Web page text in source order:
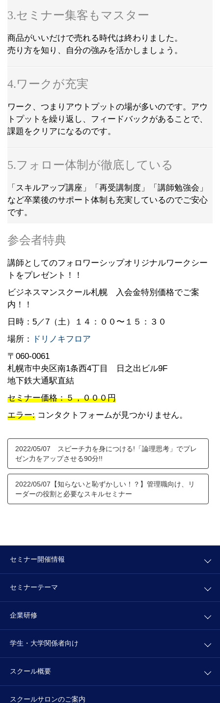
3.セミナー集客もマスター
商品がいいだけで売れる時代は終わりました。
売り方を知り、自分の強みを活かしましょう。
4.ワークが充実
ワーク、つまりアウトプットの場が多いのです。アウ
トプットを繰り返し、フィードバックがあることで、
課題をクリアになるのです。
5.フォロー体制が徹底している
「スキルアップ講座」「再受講制度」「講師勉強会」
など卒業後のサポート体制も充実しているのでご安心
です。
参会者特典
講師としてのフォロワーシップオリジナルワークシー
トをプレゼント！！
ビジネスマンスクール札幌 入会金特別価格でご案
内！！
日時：5／7（土）１４：００〜１５：３０
場所：
ドリノキフロア
〒060-0061
札幌市中央区南1条西4丁目 日之出ビル9F
地下鉄大通駅直結
セミナー価格：５，０００円
エラー: コンタクトフォームが見つかりません。
2022/05/07 スピーチ力を身につける!「論理思考」でプレ
ゼン力をアップさせる90分!!
2022/05/07【知らないと恥ずかしい！？】管理職向け、リ
ーダーの役割と必要なスキルセミナー
セミナー開催情報
セミナーテーマ
企業研修
学生・大学関係者向け
スクール概要
スクールサロンのご案内